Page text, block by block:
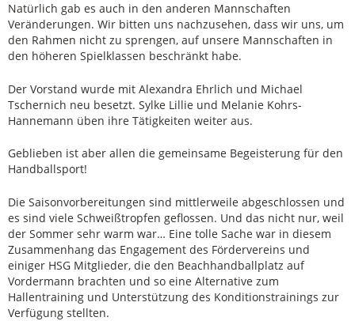
Natürlich gab es auch in den anderen Mannschaften
Veränderungen. Wir bitten uns nachzusehen, dass wir uns, um
den Rahmen nicht zu sprengen, auf unsere Mannschaften in
den höheren Spielklassen beschränkt habe.
Der Vorstand wurde mit Alexandra Ehrlich und Michael
Tschernich neu besetzt. Sylke Lillie und Melanie Kohrs-
Hannemann üben ihre Tätigkeiten weiter aus.
Geblieben ist aber allen die gemeinsame Begeisterung für den
Handballsport!
Die Saisonvorbereitungen sind mittlerweile abgeschlossen und
es sind viele Schweißtropfen geflossen. Und das nicht nur, weil
der Sommer sehr warm war… Eine tolle Sache war in diesem
Zusammenhang das Engagement des Fördervereins und
einiger HSG Mitglieder, die den Beachhandballplatz auf
Vordermann brachten und so eine Alternative zum
Hallentraining und Unterstützung des Konditionstrainings zur
Verfügung stellten.